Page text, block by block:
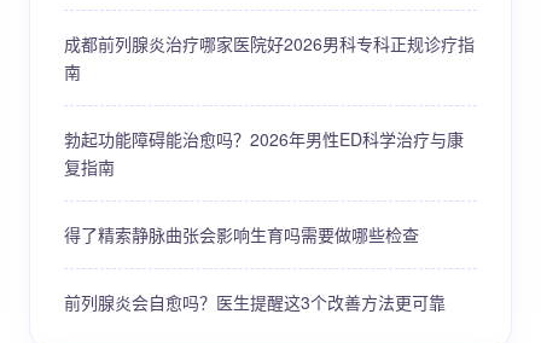
成都前列腺炎治疗哪家医院好2026男科专科正规诊疗指
南
勃起功能障碍能治愈吗？2026年男性ED科学治疗与康
复指南
得了精索静脉曲张会影响生育吗需要做哪些检查
前列腺炎会自愈吗？医生提醒这3个改善方法更可靠